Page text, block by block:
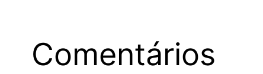
Comentários